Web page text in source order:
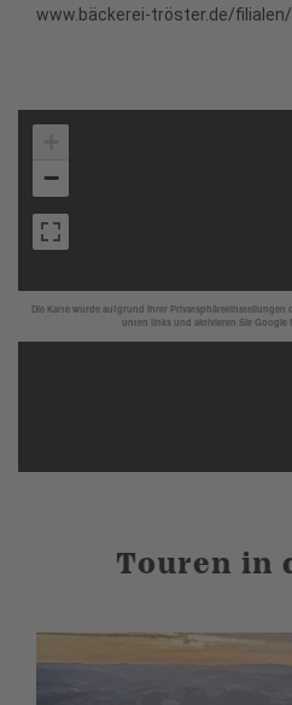
www.bäckerei-tröster.de/filialen/
Die Karte wurde aufgrund Ihrer Privatsphäreeinstellungen
unten links und aktivieren Sie Google
−
Touren in